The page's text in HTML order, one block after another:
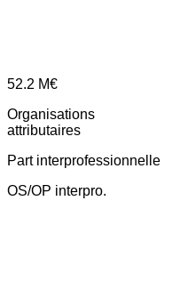
52.2 M€
Organisations
attributaires
Part interprofessionnelle
OS/OP interpro.